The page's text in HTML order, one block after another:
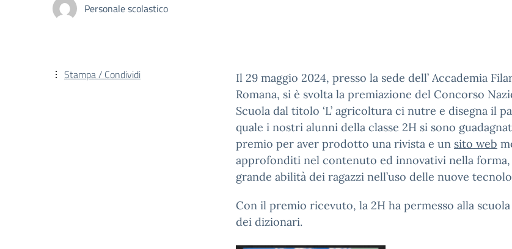
Personale scolastico
Il 29 maggio 2024, presso la sede dell’ Accademia
Romana, si è svolta la premiazione del Concorso
Scuola dal titolo ‘L’ agricoltura ci nutre e disegna il
quale i nostri alunni della classe 2H si sono
premio per aver prodotto una rivista e un sito web
approfonditi nel contenuto ed innovativi nella
grande abilità dei ragazzi nell’uso delle nuove
Con il premio ricevuto, la 2H ha permesso alla
dei dizionari.
Stampa / Condividi